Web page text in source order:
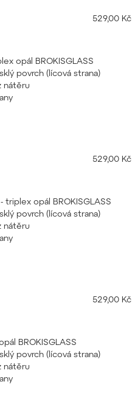
529,00 Kč
opál BROKISGLASS
povrch (lícová strana)
nátěru
529,00 Kč
triplex opál BROKISGLASS
povrch (lícová strana)
nátěru
529,00 Kč
BROKISGLASS
povrch (lícová strana)
nátěru